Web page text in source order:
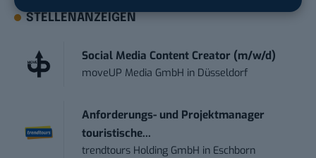
STELLENANZEIGEN
Social Media Content Creator (m/w/d)
moveUP Media GmbH in Düsseldorf
Anforderungs- und Projektmanager
touristische...
trendtours Holding GmbH in Eschborn